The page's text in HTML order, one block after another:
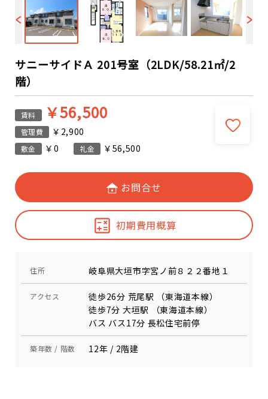
サニーサイドＡ 201号室（2LDK/58.21㎡/2
階）
賃料 ￥56,500
管理費 ￥2,900
敷金 ￥0 礼金 ￥56,500
お問合せ
初期費用概算
住所 岐阜県大垣市字宮ノ前８２２番地１
アクセス
徒歩26分 荒尾駅 （東海道本線）
徒歩7分 大垣駅 （東海道本線）
バス バス17分 長松住宅前停
築年数 / 階数 12年 / 2階建